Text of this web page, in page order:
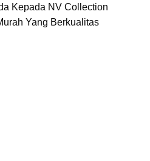
Kepada NV Collection
Yang Berkualitas